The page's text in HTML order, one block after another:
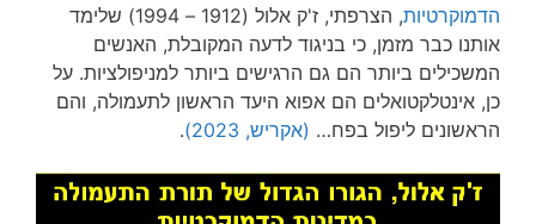
הדמוקרטיות
, הצרפתי, ‏ז'ק אלול (1912 – 1994) שלימד
אותנו כבר מזמן, כי בניגוד לדעה המקובלת, האנשים
המשכילים ביותר הם גם הרגישים ביותר למניפולציות. על
כן, אינטלקטואלים הם אפוא היעד הראשון לתעמולה, והם
הראשונים ליפול בפח… (אקריש, 2023) .